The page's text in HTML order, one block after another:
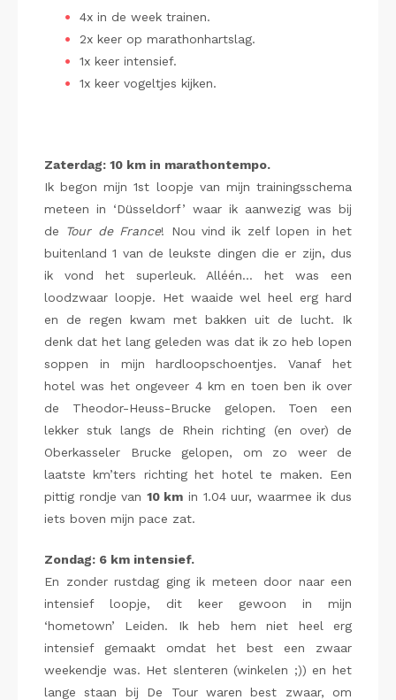
4x in de week trainen.
2x keer op marathonhartslag.
1x keer intensief.
1x keer vogeltjes kijken.
Zaterdag: 10 km in marathontempo.
Ik begon mijn 1st loopje van mijn trainingsschema
meteen in ‘Düsseldorf’ waar ik aanwezig was bij
de Tour de France! Nou vind ik zelf lopen in het
buitenland 1 van de leukste dingen die er zijn, dus
ik vond het superleuk. Alléén… het was een
loodzwaar loopje. Het waaide wel heel erg hard
en de regen kwam met bakken uit de lucht. Ik
denk dat het lang geleden was dat ik zo heb lopen
soppen in mijn hardloopschoentjes. Vanaf het
hotel was het ongeveer 4 km en toen ben ik over
de Theodor-Heuss-Brucke gelopen. Toen een
lekker stuk langs de Rhein richting (en over) de
Oberkasseler Brucke gelopen, om zo weer de
laatste km’ters richting het hotel te maken. Een
pittig rondje van 10 km in 1.04 uur, waarmee ik dus
iets boven mijn pace zat.
Zondag: 6 km intensief.
En zonder rustdag ging ik meteen door naar een
intensief loopje, dit keer gewoon in mijn
‘hometown’ Leiden. Ik heb hem niet heel erg
intensief gemaakt omdat het best een zwaar
weekendje was. Het slenteren (winkelen ;)) en het
lange staan bij De Tour waren best zwaar, om